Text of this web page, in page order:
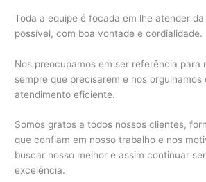
Toda a equipe é focada em lhe atender
possível, com boa vontade e cordialidade.
Nos preocupamos em ser referência para
sempre que precisarem e nos orgulhamos
atendimento eficiente.
Somos gratos a todos nossos clientes,
que confiam em nosso trabalho e nos
buscar nosso melhor e assim continuar
excelência.